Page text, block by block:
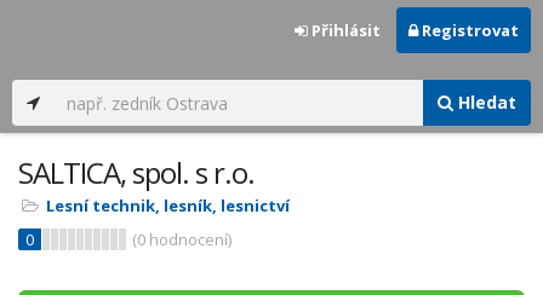
Hledat
Přihlásit Registrovat
SALTICA, spol. s r.o.
Lesní technik, lesník, lesnictví
0
(0 hodnocení)